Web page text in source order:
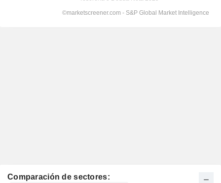
Comparación de sectores: